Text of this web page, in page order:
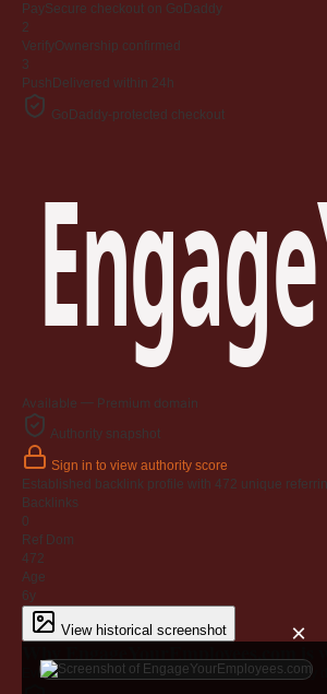
PaySecure checkout on GoDaddy
2
VerifyOwnership confirmed
3
Push Delivered within 24h
GoDaddy-protected checkout
Available — Premium domain
Authority snapshot
Sign in to view authority score
Established backlink profile with 472 unique
Backlinks
0
Ref Dom
472
Age
6y
View historical screenshot ×
Why EngageYourEmployees.com is
Every claim below is backed by verified third-party